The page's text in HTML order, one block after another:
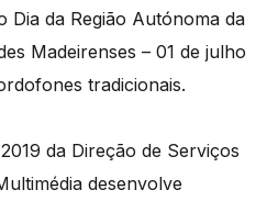
Dia da Região Autónoma da
Madeirenses – 01 de julho
tradicionais.
da Direção de Serviços
desenvolve